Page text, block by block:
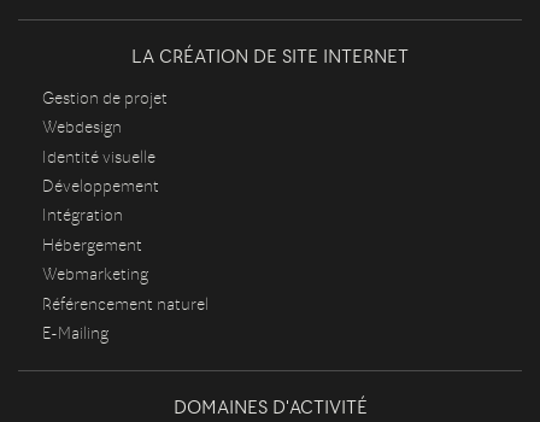
LA CRÉATION DE SITE INTERNET
Gestion de projet
Webdesign
Identité visuelle
Développement
Intégration
Hébergement
Webmarketing
Référencement naturel
E-Mailing
DOMAINES D'ACTIVITÉ